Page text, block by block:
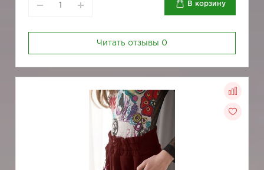
В корзину
Читать отзывы 0